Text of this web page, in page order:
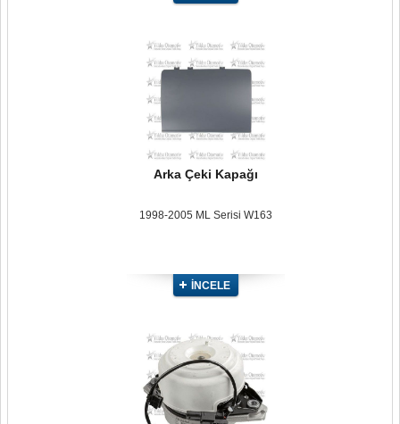
Arka Çeki Kapağı
1998-2005 ML Serisi W163
İNCELE